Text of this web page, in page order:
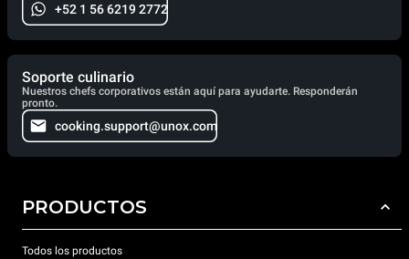
+52 1 56 6219 2772
Soporte culinario
Nuestros chefs corporativos están aquí para ayudarte. Responderán
pronto.
cooking.support@unox.com
PRODUCTOS
Todos los productos